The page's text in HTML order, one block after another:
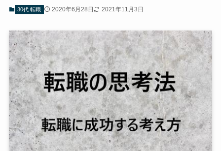
30代 転職 2020年6月28日 2021年11月3日